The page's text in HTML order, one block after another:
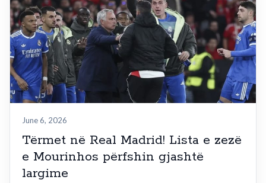
June 6, 2026
Tërmet në Real Madrid! Lista e zezë
e Mourinhos përfshin gjashtë
largime